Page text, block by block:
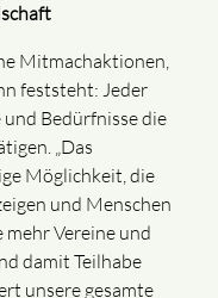
Mitmachaktionen,
feststeht: Jeder
Bedürfnisse die
„Das
Möglichkeit, die
und Menschen
mehr Vereine und
damit Teilhabe
unsere gesamte